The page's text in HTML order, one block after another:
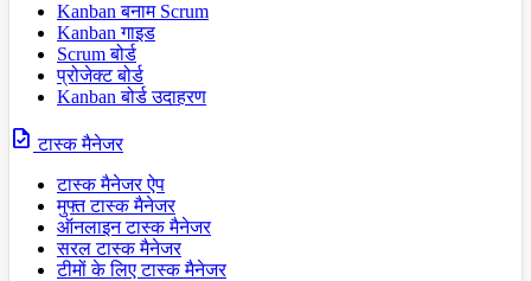
Kanban बनाम Scrum
Kanban गाइड
Scrum बोर्ड
प्रोजेक्ट बोर्ड
Kanban बोर्ड उदाहरण
task टास्क मैनेजर
टास्क मैनेजर ऐप
मुफ्त टास्क मैनेजर
ऑनलाइन टास्क मैनेजर
सरल टास्क मैनेजर
टीमों के लिए टास्क मैनेजर